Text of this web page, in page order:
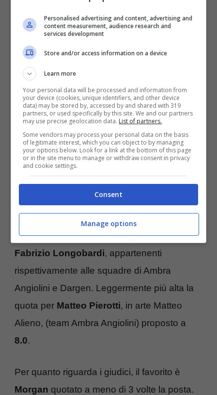
diciassettesima edizione della versione
italiana del talent show musicale. Intanto,
impazzano già i pronostici.
Secondo quanto riporta la redazione di
Tuttosport, la favorita sarebbe Angelica
Bove (team Ambra Angiolini) quotata
mediamente a 3.0, seguita daiSickteens
(team Morgan) quotati a
nelle previsioni dei bookmakers troviamo,
Morgan) e
(team Fedez).
Quotati a7,5, invece,Gaetano De Caroe
Fabrizio Longobardi, appartenenti
rispettivamente alle squadre di Ambra
Angiolini e Dargen. Leggermente più alta la
quota per Matteo Pierotti, in arte Matteo
Alieno, (team Ambra Angiolini) proposto a
8.0.
Per quanto riguarda i giudici, il favorito è
Morgan quotato a meno di 3 volte la posta.
Personalised advertising and content, advertising and
content measurement, audience research and
services development
Store and/or access information on a device
Learn more
Your personal data will be processed and information from
your device (cookies, unique identifiers, and other device
data) may be stored by, accessed by and shared with 319
partners, or used specifically by this site. We and our partners
may use precise geolocation data. List of partners.
Some vendors may process your personal data on the basis
of legitimate interest, which you can object to by managing
your options below. Look for a link at the bottom of this page
or in the site menu to manage or withdraw consent in privacy
and cookie settings.
Consent
Manage options